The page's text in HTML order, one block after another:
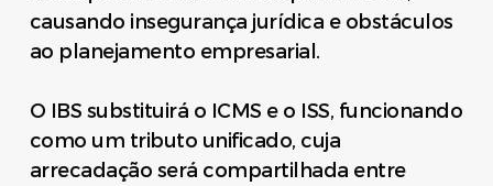
causando insegurança jurídica e obstáculos
ao planejamento empresarial.
O IBS substituirá o ICMS e o ISS, funcionando
como um tributo unificado, cuja
arrecadação será compartilhada entre